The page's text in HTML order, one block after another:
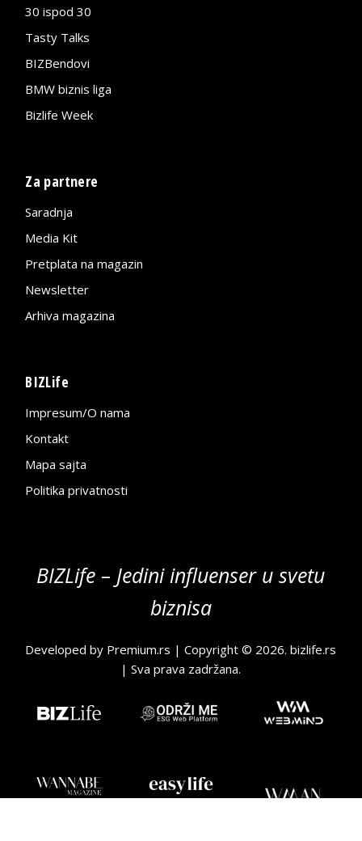
30 ispod 30
Tasty Talks
BIZBendovi
BMW biznis liga
Bizlife Week
Za partnere
Saradnja
Media Kit
Pretplata na magazin
Newsletter
Arhiva magazina
BIZLife
Impresum/O nama
Kontakt
Mapa sajta
Politika privatnosti
BIZLife – Jedini influenser u svetu
biznisa
Developed by Premium.rs | Copyright © 2026.bizlife.rs
| Sva prava zadržana.